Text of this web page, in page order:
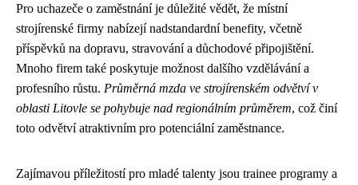
Pro uchazeče o zaměstnání je důležité vědět, že místní
strojírenské firmy nabízejí nadstandardní benefity, včetně
příspěvků na dopravu, stravování a důchodové připojištění.
Mnoho firem také poskytuje možnost dalšího vzdělávání a
profesního růstu. Průměrná mzda ve strojírenském odvětví v
oblasti Litovle se pohybuje nad regionálním průměrem, což činí
toto odvětví atraktivním pro potenciální zaměstnance.
Zajímavou příležitostí pro mladé talenty jsou trainee programy a